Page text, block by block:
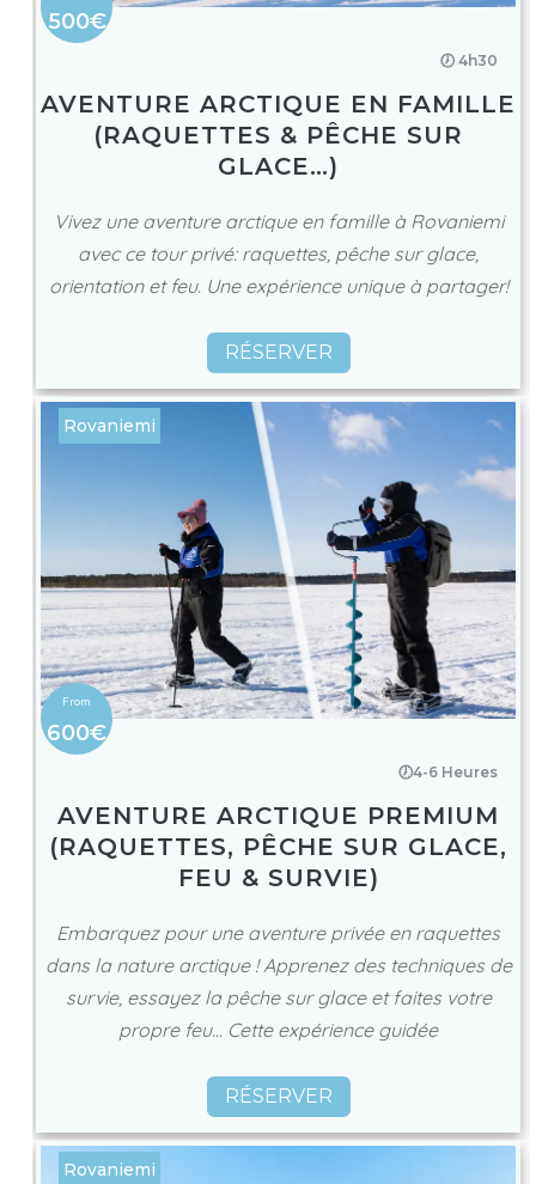
500€
🕖 4h30
AVENTURE ARCTIQUE EN FAMILLE
(RAQUETTES & PÊCHE SUR
GLACE…)
Vivez une aventure arctique en famille à Rovaniemi
avec ce tour privé: raquettes, pêche sur glace,
orientation et feu. Une expérience unique à partager!
RÉSERVER
Rovaniemi
600€
🕖4-6 Heures
AVENTURE ARCTIQUE PREMIUM
(RAQUETTES, PÊCHE SUR GLACE,
FEU & SURVIE)
Embarquez pour une aventure privée en raquettes
dans la nature arctique ! Apprenez des techniques de
survie, essayez la pêche sur glace et faites votre
propre feu... Cette expérience guidée
RÉSERVER
Rovaniemi